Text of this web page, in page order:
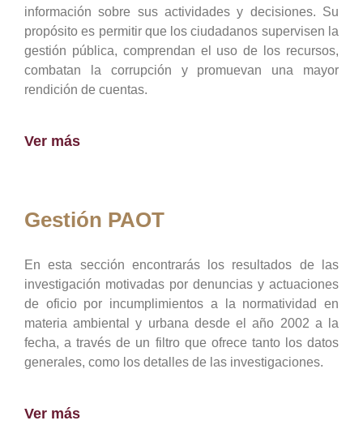
información sobre sus actividades y decisiones. Su
propósito es permitir que los ciudadanos supervisen la
gestión pública, comprendan el uso de los recursos,
combatan la corrupción y promuevan una mayor
rendición de cuentas.
Ver más
Gestión PAOT
En esta sección encontrarás los resultados de las
investigación motivadas por denuncias y actuaciones
de oficio por incumplimientos a la normatividad en
materia ambiental y urbana desde el año 2002 a la
fecha, a través de un filtro que ofrece tanto los datos
generales, como los detalles de las investigaciones.
Ver más